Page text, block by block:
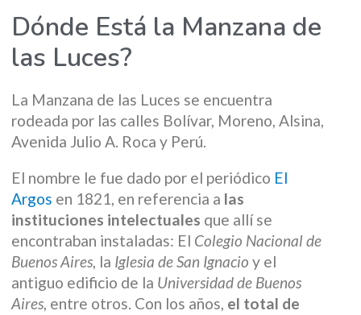
Dónde Está la Manzana de
las Luces?
La Manzana de las Luces se encuentra
rodeada por las calles Bolívar, Moreno, Alsina,
Avenida Julio A. Roca y Perú.
El nombre le fue dado por el periódico El
Argos en 1821, en referencia a las
instituciones intelectuales que allí se
encontraban instaladas: El Colegio Nacional de
Buenos Aires, la Iglesia de San Ignacio y el
antiguo edificio de la Universidad de Buenos
Aires, entre otros. Con los años, el total de